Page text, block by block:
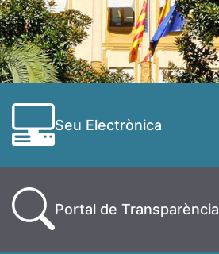
Seu Electrònica
Portal de Transparència